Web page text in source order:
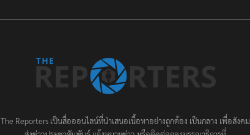
The Reporters เป็นสื่อออนไลน์ที่นำเสนอเนื้อหาอย่างถูกต้อง เป็นกลาง เพื่อสังคม